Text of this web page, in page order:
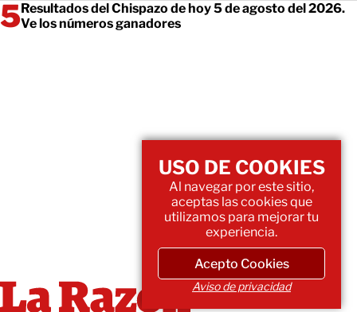
Resultados del Chispazo de hoy 5 de agosto del 2026.
Ve los números ganadores
USO DE COOKIES
Al navegar por este sitio,
aceptas las cookies que
utilizamos para mejorar tu
experiencia.
Acepto Cookies
Aviso de privacidad